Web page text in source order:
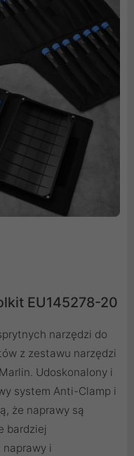
EU145278-20
narzędzi do
z zestawu narzędzi
Udoskonalony i
system Anti-Clamp i
że naprawy są
bardziej
naprawy i